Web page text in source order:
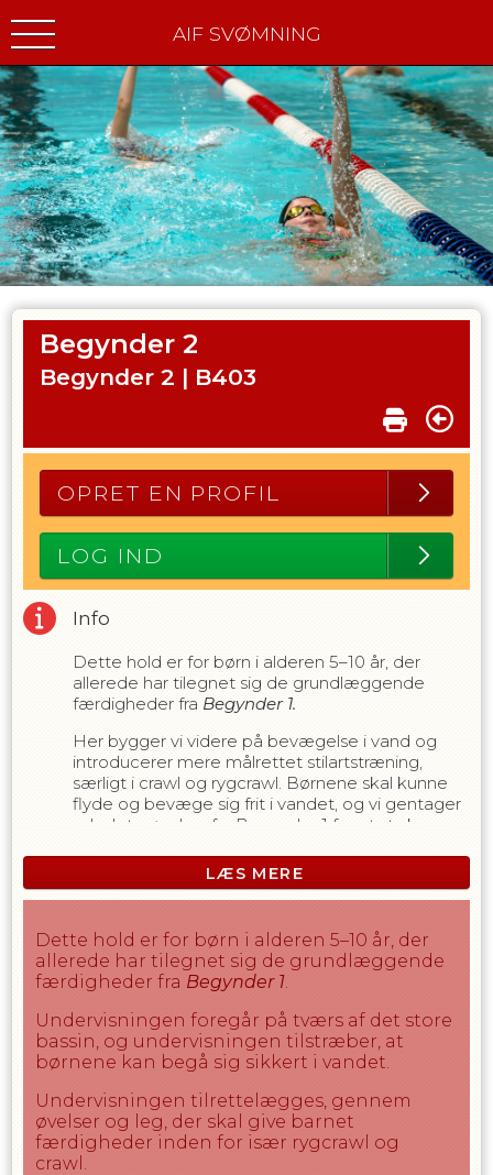
AIF SVØMNING
Begynder 2
Begynder 2 | B403
OPRET EN PROFIL
LOG IND
Info
Dette hold er for børn i alderen 5–10 år, der
allerede har tilegnet sig de grundlæggende
færdigheder fra Begynder 1.
Her bygger vi videre på bevægelse i vand og
introducerer mere målrettet stilartstræning,
særligt i crawl og rygcrawl. Børnene skal kunne
flyde og bevæge sig frit i vandet, og vi gentager
udvalgte øvelser fra Begynder 1 for at styrke
Fokus er stadig på, at det skal være sjovt og
motiverende at lære at svømme – og at alle
Undervisningen følger DGI’s
Svømmeskolekoncept og tilpasses børnenes
Bemærk
Undervisningen foregår i midten af bassinet
Vandet i bassinet er 26-27 grader, hvilket
kan føles køligt for nogen børn. Vi anbefaler
derfor en våddragt for øget komfort og
LÆS MERE
Dette hold er for børn i alderen 5–10 år, der
allerede har tilegnet sig de grundlæggende
færdigheder fra Begynder 1.
Undervisningen foregår på tværs af det store
bassin, og undervisningen tilstræber, at
børnene kan begå sig sikkert i vandet.
Undervisningen tilrettelægges, gennem
øvelser og leg, der skal give barnet
færdigheder inden for især rygcrawl og
crawl.